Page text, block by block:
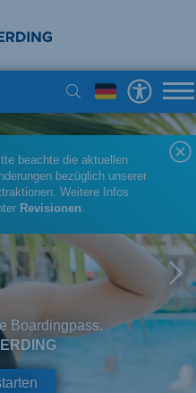
beachte die aktuellen
bezüglich unserer
Weitere Infos
Revisionen.
Boardingpass.